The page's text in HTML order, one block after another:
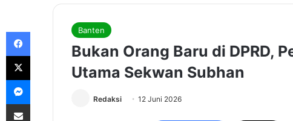
Banten
Bukan Orang Baru di DPRD,
Utama Sekwan Subhan
Redaksi 12 Juni 2026